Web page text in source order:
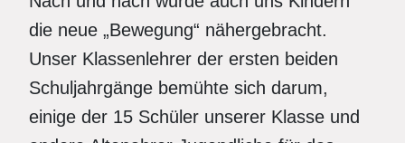
die neue „Bewegung“ nähergebracht.
Unser Klassenlehrer der ersten beiden
Schuljahrgänge bemühte sich darum,
einige der 15 Schüler unserer Klasse und